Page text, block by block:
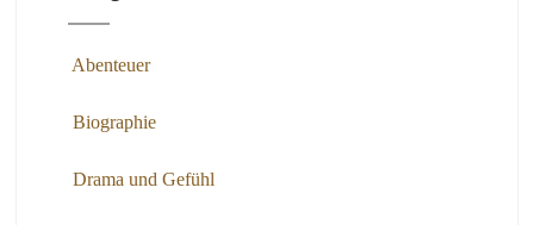
Abenteuer
Biographie
Drama und Gefühl